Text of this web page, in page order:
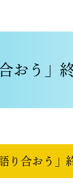
おう」
り合おう」